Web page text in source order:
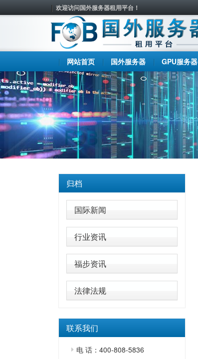
欢迎访问国外服务器租用平台！
网站首页 国外服务器 GPU服务器
归档
国际新闻
行业资讯
福步资讯
法律法规
联系我们
电 话：400-808-5836